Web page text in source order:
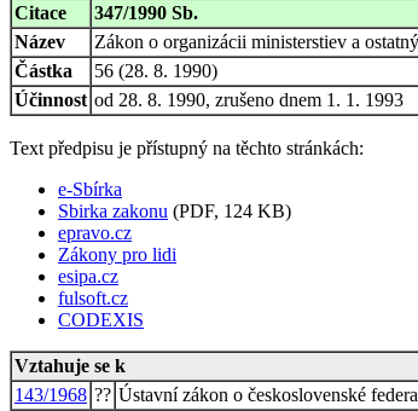
Citace
347/1990 Sb.
Název
Zákon o organizácii ministerstiev a
Částka
56 (28. 8. 1990)
Účinnost od 28. 8. 1990, zrušeno dnem 1. 1. 1993
Text předpisu je přístupný na těchto stránkách:
e-Sbírka
Sbirka zakonu (PDF, 124 KB)
epravo.cz
Zákony pro lidi
esipa.cz
fulsoft.cz
CODEXIS
Vztahuje se k
143/1968 ?? Ústavní zákon o československé